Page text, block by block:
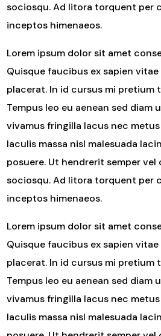
sociosqu. Ad litora torquent per
inceptos himenaeos.
Lorem ipsum dolor sit amet
Quisque faucibus ex sapien
placerat. In id cursus mi pretium
Tempus leo eu aenean sed diam
vivamus fringilla lacus nec
Iaculis massa nisl malesuada
posuere. Ut hendrerit semper
sociosqu. Ad litora torquent per
inceptos himenaeos.
Lorem ipsum dolor sit amet
Quisque faucibus ex sapien
placerat. In id cursus mi pretium
Tempus leo eu aenean sed diam
vivamus fringilla lacus nec
Iaculis massa nisl malesuada